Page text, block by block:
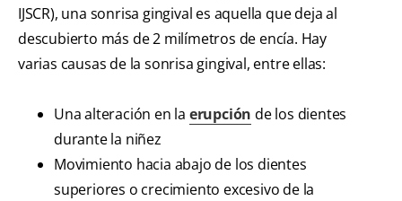
IJSCR), una sonrisa gingival es aquella que deja al
descubierto más de 2 milímetros de encía. Hay
varias causas de la sonrisa gingival, entre ellas:
Una alteración en la erupción de los dientes
durante la niñez
Movimiento hacia abajo de los dientes
superiores o crecimiento excesivo de la